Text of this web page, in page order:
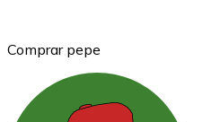
Bitcoin
Comprar pepe